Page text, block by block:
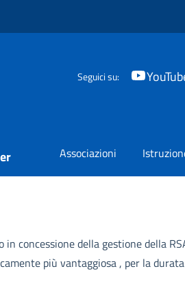
Seguici su:
Associazioni
concessione della gestione della
più vantaggiosa , per la